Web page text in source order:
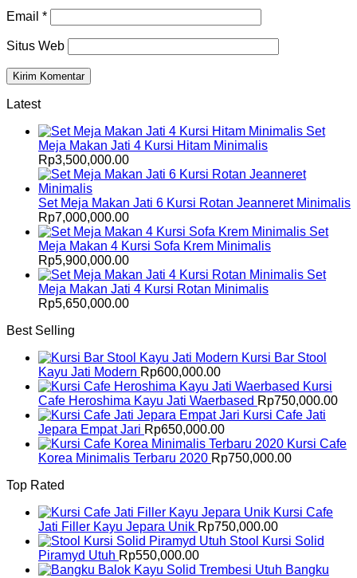
Email *
Situs Web
Latest
Set
Meja Makan Jati 4 Kursi Hitam Minimalis
Rp3,500,000.00
Set Meja Makan Jati 6 Kursi Rotan Jeanneret Minimalis
Rp7,000,000.00
Set
Meja Makan 4 Kursi Sofa Krem Minimalis
Rp5,900,000.00
Set
Meja Makan Jati 4 Kursi Rotan Minimalis
Rp5,650,000.00
Best Selling
Kursi Bar Stool
Kayu Jati Modern Rp600,000.00
Kursi
Cafe Heroshima Kayu Jati Waerbased Rp750,000.00
Kursi Cafe Jati
Jepara Empat Jari Rp650,000.00
Kursi Cafe
Korea Minimalis Terbaru 2020 Rp750,000.00
Top Rated
Kursi Cafe
Jati Filler Kayu Jepara Unik Rp750,000.00
Stool Kursi Solid
Piramyd Utuh Rp550,000.00
Bangku